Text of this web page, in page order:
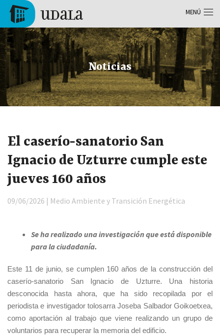
Pasar al contenido principal
Tolosa
Noticias
El caserío-sanatorio San
Ignacio de Uzturre cumple este
jueves 160 años
09/06/2026 | Medio Ambiente y Transición Energética
Se ha realizado una investigación que está disponible
para la ciudadanía.
Este 11 de junio, se cumplen 160 años de la construcción del
caserío-sanatorio San Ignacio de Uzturre. Una historia
desconocida hasta ahora, que ha sido recopilada por el
periodista e investigador tolosarra Joseba Salbador Goikoetxea,
como aportación al trabajo que viene realizando un grupo de
voluntarios para recuperar la memoria del edificio.
MENÚ